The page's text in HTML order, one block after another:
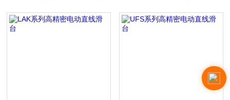
滑台 精密电动直线滑台